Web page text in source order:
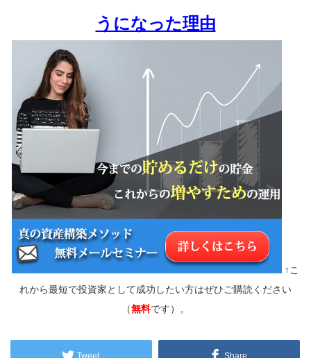
うになった理由
↑こ
れから最短で投資家として成功したい方はぜひご購読ください
（無料です）。
Tweet Share